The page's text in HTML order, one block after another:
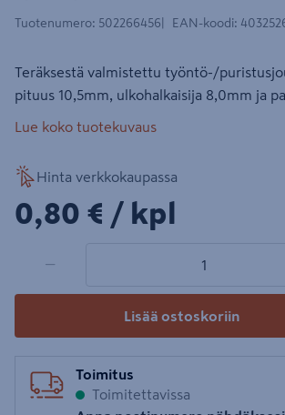
Tuotenumero: 502266456 EAN-koodi:
Teräksestä valmistettu työntö-/
pituus 10,5mm, ulkohalkaisija 8,0mm ja
Lue koko tuotekuvaus
Hinta verkkokaupassa
0,80€/kpl
0,80 € / kpl
−
Lisää ostoskoriin
Toimitus
Toimitettavissa